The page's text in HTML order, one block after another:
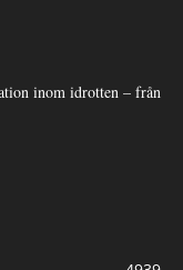
inom idrotten – från